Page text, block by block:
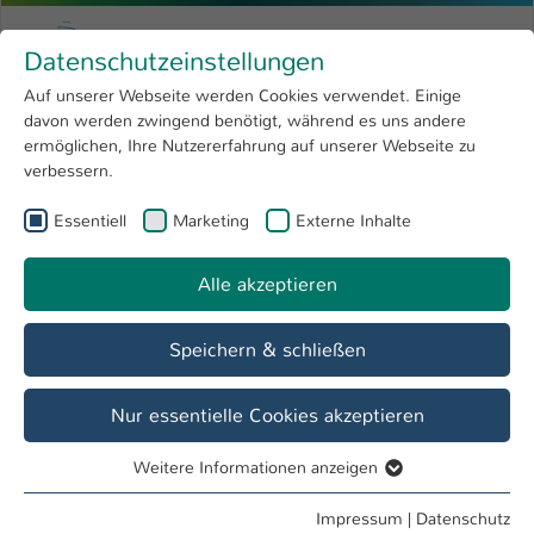
Menu
Forschung 4
Open submenu
Hochschule
International
Zum Hauptinhalt springen
Hochschule Kaiserslautern
Sie sind hier:
Hochschule
Anmeldung am Intranet
Als Angehöriger der Hochschule Kaiserslautern können Sie
sich hier mit Ihren Email-Account Daten am Intranet
anmelden.
Bitte beachten Sie, dass das Abmelden vom Intranet
derzeitig nur auf dieser Seite möglich ist.
Datenschutzeinstellungen
Auf unserer Webseite werden Cookies verwendet. Einige
davon werden zwingend benötigt, während es uns andere
ermöglichen, Ihre Nutzererfahrung auf unserer Webseite zu
verbessern.
Essentiell Marketing Externe Inhalte
Alle akzeptieren
Speichern & schließen
Nur essentielle Cookies akzeptieren
Essentielle Cookies werden für grundlegende Funktionen
Weitere Informationen anzeigen
Impressum | Datenschutz